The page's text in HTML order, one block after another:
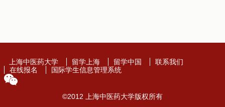
上海中医药大学 留学上海 留学中国
联系我们
在线报名
国际学生信息管理系统
©2012 上海中医药大学版权所有